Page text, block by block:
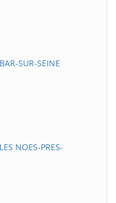
SUR-SEINE
NOES-PRES-